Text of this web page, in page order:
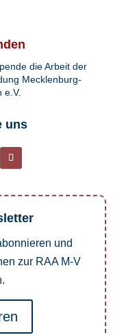
die Arbeit der
Mecklenburg-
e.V.
uns
und
zur RAA M-V